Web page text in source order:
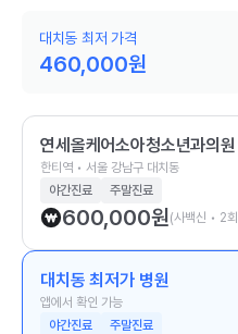
대치동 최저 가격
460,000원
연세올케어소아청소년과의원
한티역 • 서울 강남구 대치동
야간진료
주말진료
600,000원(사백신 • 2
대치동 최저가 병원
앱에서 확인 가능
야간진료
주말진료